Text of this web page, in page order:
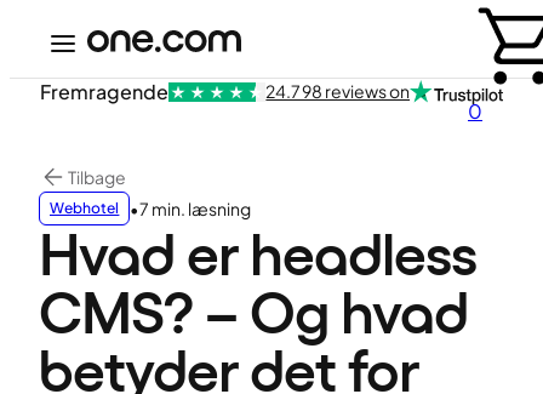
0
Fremragende 24.798 reviews on
Tilbage
Webhotel •7 min. læsning
Hvad er headless
CMS? – Og hvad
betyder det for